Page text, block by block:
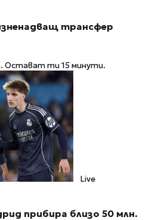
трансфер
Остават ти 15 минути.
Live
прибира близо 50 млн.